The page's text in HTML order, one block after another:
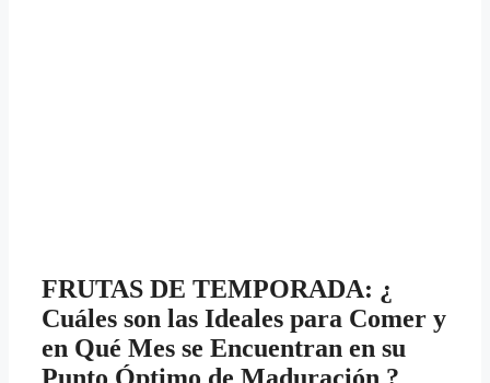
FRUTAS DE TEMPORADA: ¿
Cuáles son las Ideales para Comer y
en Qué Mes se Encuentran en su